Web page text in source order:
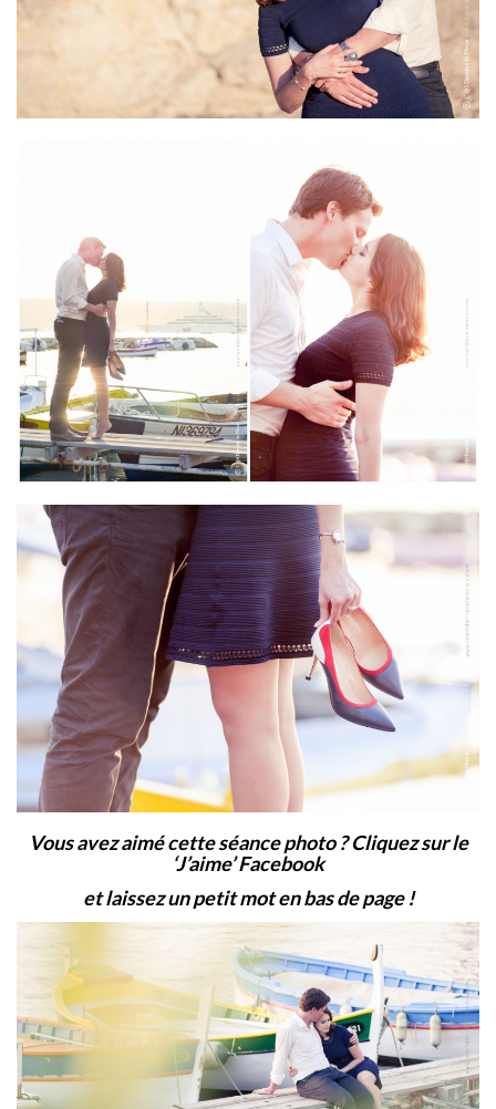
Vous avez aimé cette séance photo ? Cliquez sur le
‘J’aime’ Facebook
et laissez un petit mot en bas de page !